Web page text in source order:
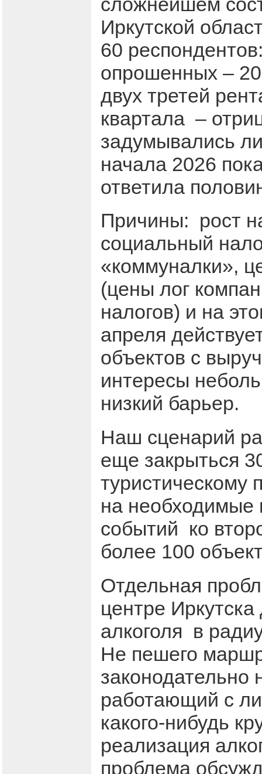
Иркутской
60
опрошенных –
двух третей
квартала –
задумывались
начала 2026
ответила
Причины: рост
социальный
«коммуналки»,
(цены лог
налогов) и на
апреля
объектов с
интересы
низкий барьер.
Наш сценарий
еще закрыться
туристическому
на необходимые
событий ко
более 100
Отдельная
центре
алкоголя в
Не пешего
законодательно
работающий с
какого-нибудь
реализация
проблема